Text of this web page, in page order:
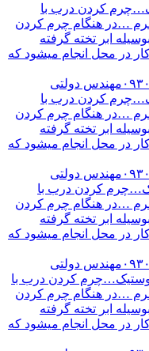
کردن درب با
…در هنگام چرم کردن
ابر تخته گرفته
در محل انجام میشود که
کردن درب با
…در هنگام چرم کردن
ابر تخته گرفته
در محل انجام میشود که
کردن درب با
…در هنگام چرم کردن
ابر تخته گرفته
در محل انجام میشود که
کردن درب با
…در هنگام چرم کردن
ابر تخته گرفته
در محل انجام میشود که